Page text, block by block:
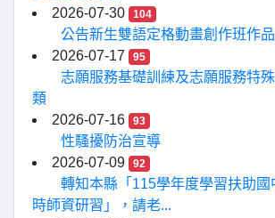
2026-07-30
104
公告新生雙語定格動畫創作班作
2026-07-17
95
志願服務基礎訓練及志願服務特
類
2026-07-16
93
性騷擾防治宣導
2026-07-09
92
轉知本縣「115學年度學習扶助
時師資研習」，請老...